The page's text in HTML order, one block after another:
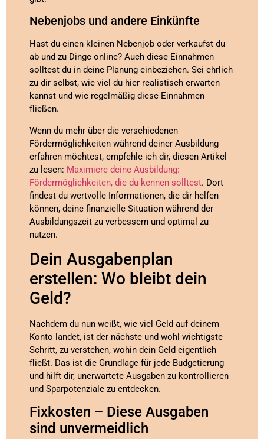
Nebenjobs und andere Einkünfte
Hast du einen kleinen Nebenjob oder verkaufst du
ab und zu Dinge online? Auch diese Einnahmen
solltest du in deine Planung einbeziehen. Sei ehrlich
zu dir selbst, wie viel du hier realistisch erwarten
kannst und wie regelmäßig diese Einnahmen
fließen.
Wenn du mehr über die verschiedenen
Fördermöglichkeiten während deiner Ausbildung
erfahren möchtest, empfehle ich dir, diesen Artikel
zu lesen: Maximiere deine Ausbildung:
Fördermöglichkeiten, die du kennen solltest. Dort
findest du wertvolle Informationen, die dir helfen
können, deine finanzielle Situation während der
Ausbildungszeit zu verbessern und optimal zu
nutzen.
Dein Ausgabenplan
erstellen: Wo bleibt dein
Geld?
Nachdem du nun weißt, wie viel Geld auf deinem
Konto landet, ist der nächste und wohl wichtigste
Schritt, zu verstehen, wohin dein Geld eigentlich
fließt. Das ist die Grundlage für jede Budgetierung
und hilft dir, unerwartete Ausgaben zu kontrollieren
und Sparpotenziale zu entdecken.
Fixkosten – Diese Ausgaben
sind unvermeidlich